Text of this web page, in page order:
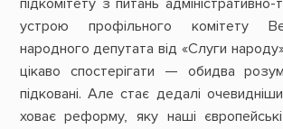
підкомітету з питань адміністративно-
устрою профільного комітету
народного депутата від «Слуги народу»
цікаво спостерігати — обидва
підковані. Але стає дедалі
ховає реформу, яку наші